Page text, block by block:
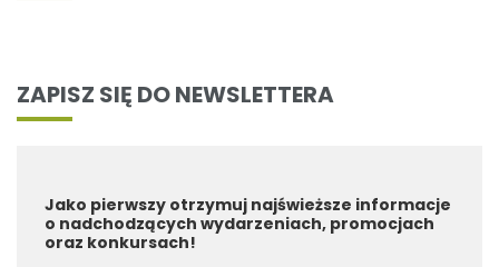
ZAPISZ SIĘ DO NEWSLETTERA
Jako pierwszy otrzymuj najświeższe informacje
o nadchodzących wydarzeniach, promocjach
oraz konkursach!